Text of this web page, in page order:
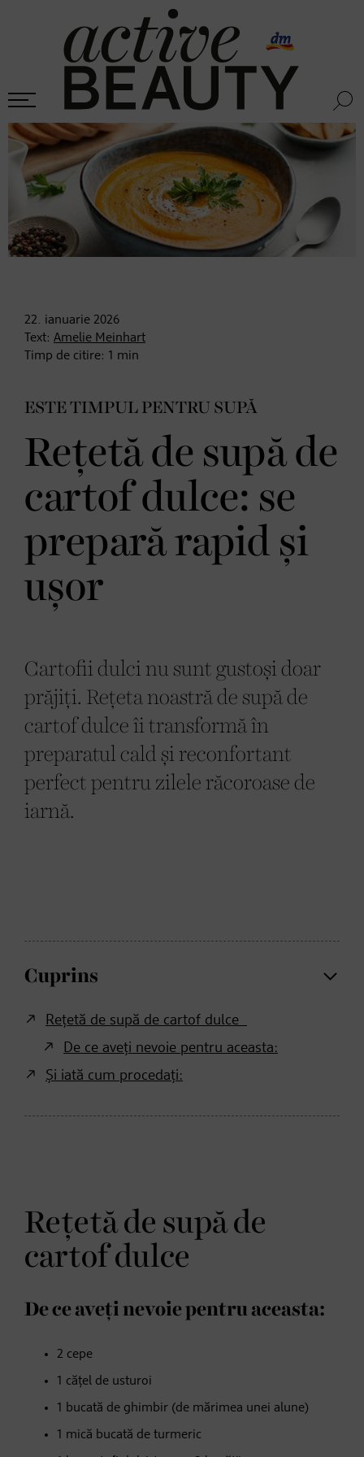
22. ianuarie 2026
Text: Amelie Meinhart
Timp de citire: 1 min
ESTE TIMPUL PENTRU SUPĂ
Rețetă de supă de
cartof dulce: se
prepară rapid și
ușor
Cartofii dulci nu sunt gustoși doar
prăjiți. Rețeta noastră de supă de
cartof dulce îi transformă în
preparatul cald și reconfortant
perfect pentru zilele răcoroase de
iarnă.
Cuprins
Rețetă de supă de cartof dulce
De ce aveți nevoie pentru aceasta:
Și iată cum procedați:
Rețetă de supă de
cartof dulce
De ce aveți nevoie pentru aceasta:
2 cepe
1 cățel de usturoi
1 bucată de ghimbir (de mărimea unei alune)
1 mică bucată de turmeric